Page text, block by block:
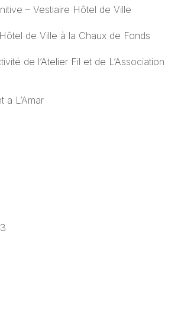
– Vestiaire Hôtel de Ville
de Ville à la Chaux de Fonds
de l’Atelier Fil et de L’Association
a L’Amar